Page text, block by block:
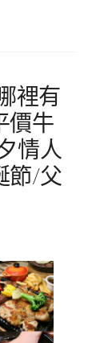
裡有
價牛
情人
節/父